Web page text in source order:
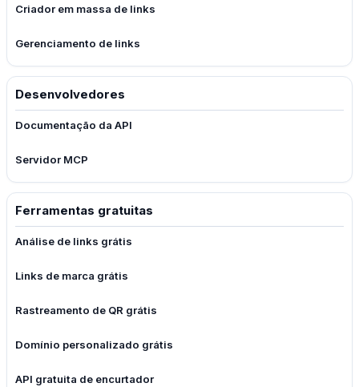
Criador em massa de links
Gerenciamento de links
Desenvolvedores
Documentação da API
Servidor MCP
Ferramentas gratuitas
Análise de links grátis
Links de marca grátis
Rastreamento de QR grátis
Domínio personalizado grátis
API gratuita de encurtador